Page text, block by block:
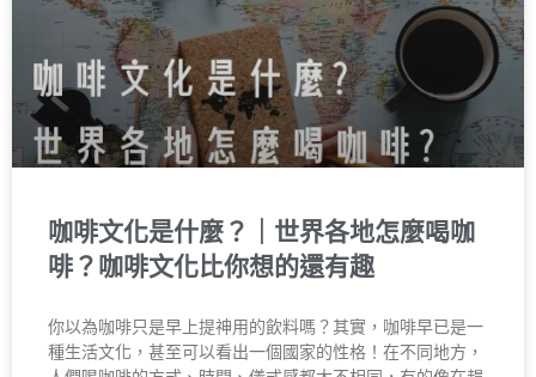
咖啡文化是什麼？｜世界各地怎麼喝咖
啡？咖啡文化比你想的還有趣
你以為咖啡只是早上提神用的飲料嗎？其實，咖啡早已是一
種生活文化，甚至可以看出一個國家的性格！在不同地方，